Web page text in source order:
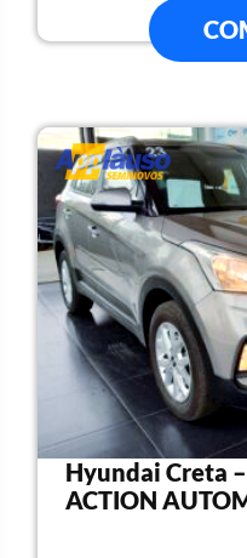
Hyundai Creta
ACTION